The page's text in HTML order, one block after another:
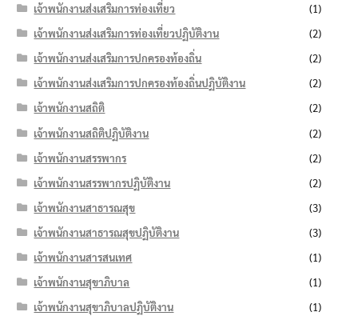
เจ้าพนักงานส่งเสริมการท่องเที่ยว
(1)
เจ้าพนักงานส่งเสริมการท่องเที่ยวปฏิบัติงาน
(2)
เจ้าพนักงานส่งเสริมการปกครองท้องถิ่น
(2)
เจ้าพนักงานส่งเสริมการปกครองท้องถิ่นปฏิบัติงาน
(2)
เจ้าพนักงานสถิติ
(2)
เจ้าพนักงานสถิติปฏิบัติงาน
(2)
เจ้าพนักงานสรรพากร
(2)
เจ้าพนักงานสรรพากรปฏิบัติงาน
(2)
เจ้าพนักงานสาธารณสุข
(3)
เจ้าพนักงานสาธารณสุขปฏิบัติงาน
(3)
เจ้าพนักงานสารสนเทศ
(1)
เจ้าพนักงานสุขาภิบาล
(1)
เจ้าพนักงานสุขาภิบาลปฏิบัติงาน
(1)